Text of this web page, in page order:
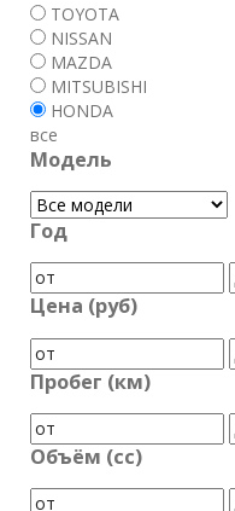
TOYOTA
NISSAN
MAZDA
MITSUBISHI
HONDA
все
Модель
Год
Цена (руб)
Пробег (км)
Объём (cc)